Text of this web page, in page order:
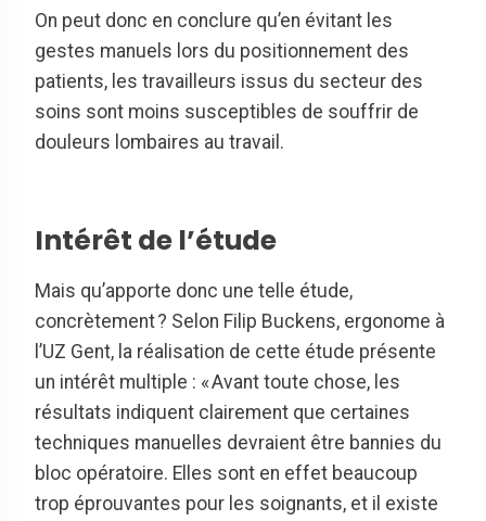
On peut donc en conclure qu’en évitant les
gestes manuels lors du positionnement des
patients, les travailleurs issus du secteur des
soins sont moins susceptibles de souffrir de
douleurs lombaires au travail.
Intérêt de l’étude
Mais qu’apporte donc une telle étude,
concrètement ? Selon Filip Buckens, ergonome à
l’UZ Gent, la réalisation de cette étude présente
un intérêt multiple : « Avant toute chose, les
résultats indiquent clairement que certaines
techniques manuelles devraient être bannies du
bloc opératoire. Elles sont en effet beaucoup
trop éprouvantes pour les soignants, et il existe